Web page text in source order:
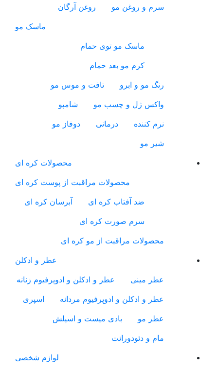
سرم و روغن مو
روغن آرگان
ماسک مو
ماسک مو توی حمام
کرم مو بعد حمام
رنگ مو و ابرو
تافت و موس مو
واکس ژل و چسب مو
شامپو
نرم کننده
درمانی
دوفاز مو
شیر مو
محصولات کره ای
محصولات مراقبت از پوست کره ای
ضد آفتاب کره ای
آبرسان کره ای
سرم صورت کره ای
محصولات مراقبت از مو کره ای
عطر و ادکلن
عطر مینی
عطر و ادکلن و ادوپرفیوم زنانه
عطر و ادکلن و ادوپرفیوم مردانه
اسپری
عطر مو
بادی میست و اسپلش
مام و دئودورانت
لوازم شخصی